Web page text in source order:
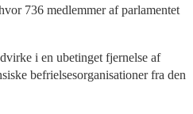
736 medlemmer af parlamentet
i en ubetinget fjernelse af
befrielsesorganisationer fra den